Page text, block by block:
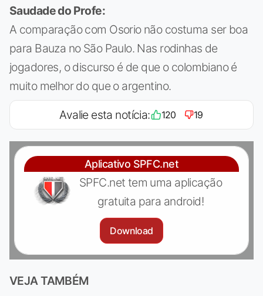
Saudade do Profe:
A comparação com Osorio não costuma ser boa
para Bauza no São Paulo. Nas rodinhas de
jogadores, o discurso é de que o colombiano é
muito melhor do que o argentino.
Avalie esta notícia: 120 19
Aplicativo SPFC.net
SPFC.net tem uma aplicação
gratuita para android!
Download
VEJA TAMBÉM